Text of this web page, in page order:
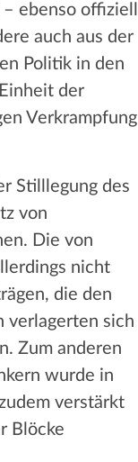
ebenso offiziell
auch aus der
Politik in den
der
Verkrampfung
Stilllegung des
von
Die von
nicht
die den
verlagerten sich
Zum anderen
wurde in
verstärkt
Blöcke